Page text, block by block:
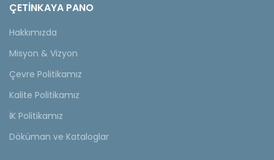
ÇETINKAYA PANO
Hakkımızda
Misyon & Vizyon
Çevre Politikamız
Kalite Politikamız
İK Politikamız
Döküman ve Kataloglar